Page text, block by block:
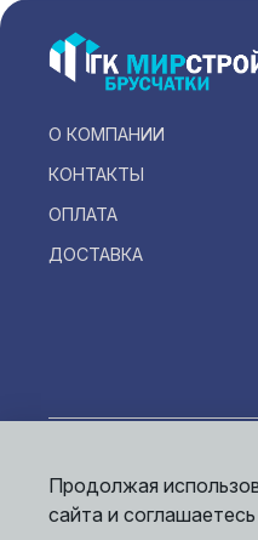
О КОМПАНИИ
КОНТАКТЫ
ОПЛАТА
ДОСТАВКА
© 2026,Мирбрусчатки
Продолжая
сайта и